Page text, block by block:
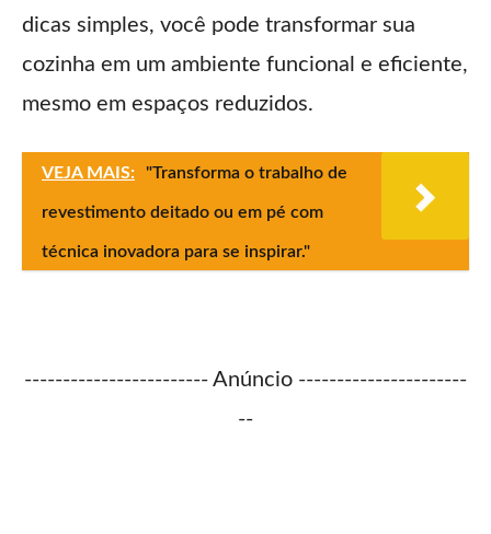
dicas simples, você pode transformar sua
cozinha em um ambiente funcional e eficiente,
mesmo em espaços reduzidos.
VEJA MAIS: "Transforma o trabalho de
revestimento deitado ou em pé com
técnica inovadora para se inspirar."
------------------------ Anúncio ----------------------
--